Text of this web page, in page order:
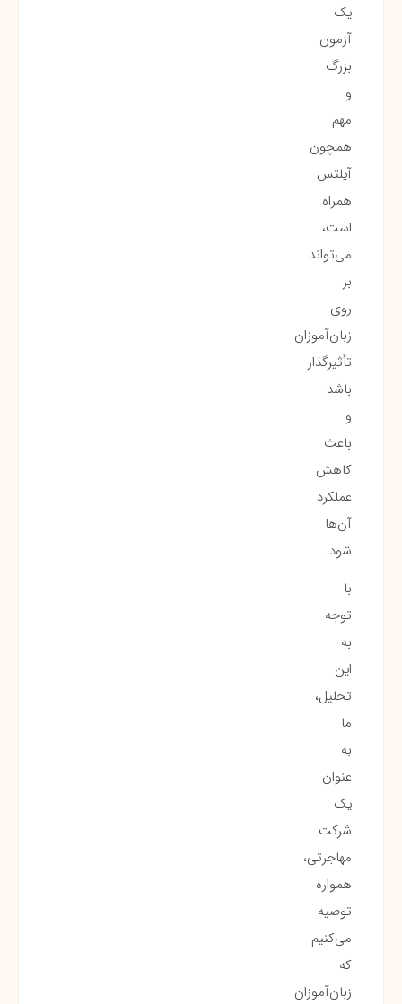
یک
آزمون
بزرگ
و
مهم
همچون
آیلتس
همراه
است،
می‌تواند
بر
روی
زبان‌آموزان
تأثیرگذار
باشد
و
باعث
کاهش
عملکرد
آن‌ها
شود.
با
توجه
به
این
تحلیل،
ما
به
عنوان
یک
شرکت
مهاجرتی،
همواره
توصیه
می‌کنیم
که
زبان‌آموزان